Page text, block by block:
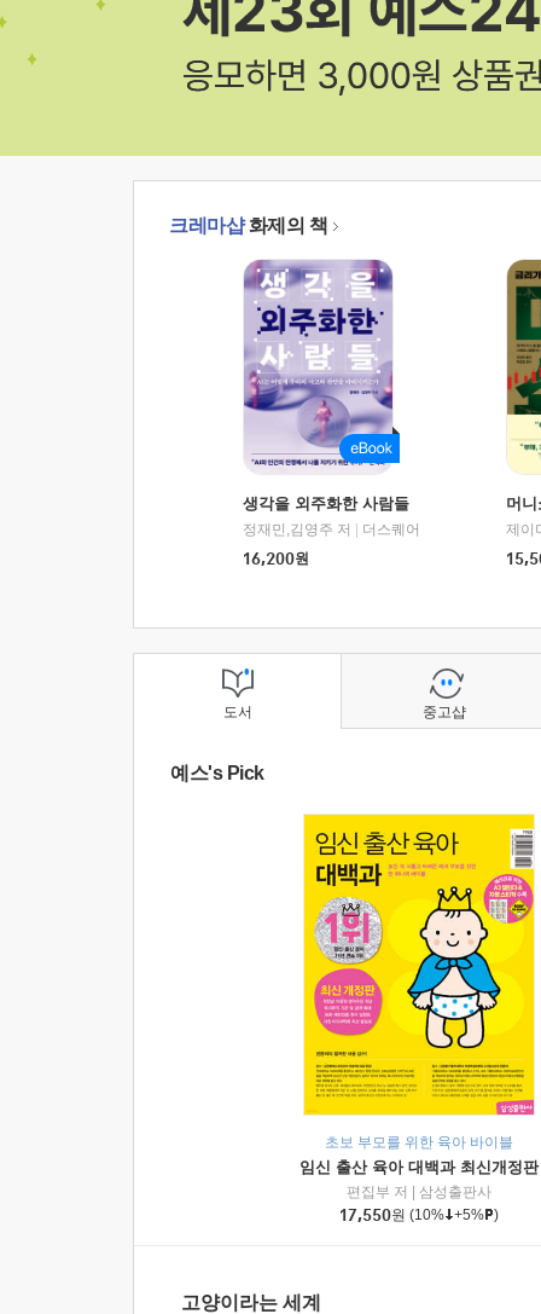
크레마샵화제의 책
생각을 외주화한 사람들
정재민,김영주 저
더스퀘어
16,200원
머
도서
예스's Pick
초보 부모를 위한 육아 바이블
임신 출산 육아 대백과 최신개정판
편집부 저
삼성출판사
17,550원 (10% +5% )
고양이라는 세계
중고샵